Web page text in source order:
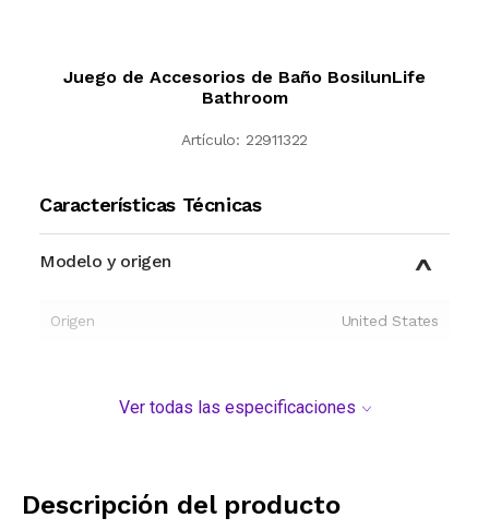
Juego de Accesorios de Baño BosilunLife
Bathroom
Artículo: 22911322
Características Técnicas
Modelo y origen
Origen United States
Ver todas las especificaciones
Descripción del producto